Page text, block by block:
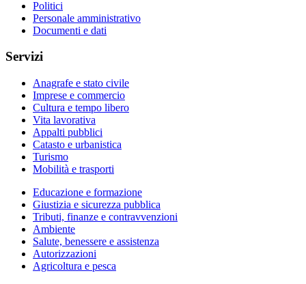
Politici
Personale amministrativo
Documenti e dati
Servizi
Anagrafe e stato civile
Imprese e commercio
Cultura e tempo libero
Vita lavorativa
Appalti pubblici
Catasto e urbanistica
Turismo
Mobilità e trasporti
Educazione e formazione
Giustizia e sicurezza pubblica
Tributi, finanze e contravvenzioni
Ambiente
Salute, benessere e assistenza
Autorizzazioni
Agricoltura e pesca